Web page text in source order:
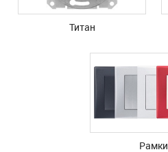
Титан
Рамки